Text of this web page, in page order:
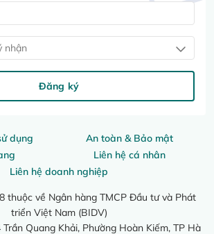
dụng
An toàn & Bảo mật
Liên hệ cá nhân
Liên hệ doanh nghiệp
thuộc về Ngân hàng TMCP Đầu tư và Phát
triển Việt Nam (BIDV)
Quang Khải, Phường Hoàn Kiếm, TP Hà
nhận
Đăng ký